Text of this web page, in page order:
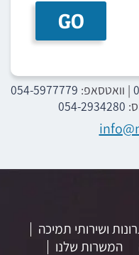
GO
| וואטסאפ: 054-5977779
054-2934280
ושירותי תמיכה
המשרות שלנו